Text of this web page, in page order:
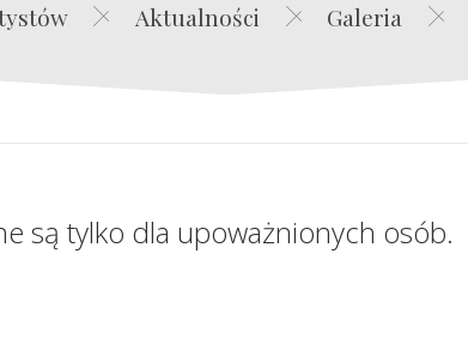
Aktualności Galeria
są tylko dla upoważnionych osób.